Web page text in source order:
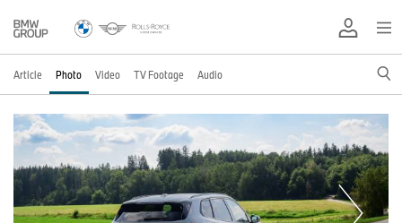
Article Photo Video TV Footage Audio